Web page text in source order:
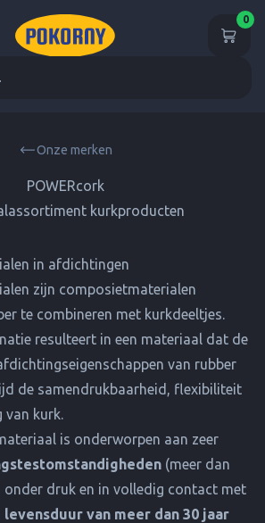
0
Onze merken
POWERcork
kurkproducten
in afdichtingen
zijn composietmaterialen
te combineren met kurkdeeltjes.
resulteert in een materiaal dat de
van rubber
de samendrukbaarheid, flexibiliteit
van kurk.
is onderworpen aan zeer
(meer dan
onder druk en in volledig contact met
levensduur van meer dan 30 jaar